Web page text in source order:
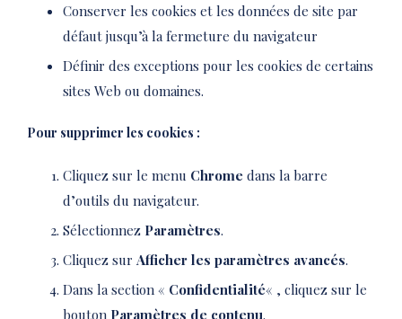
Conserver les cookies et les données de site par
défaut jusqu’à la fermeture du navigateur
Définir des exceptions pour les cookies de certains
sites Web ou domaines.
Pour supprimer les cookies :
Cliquez sur le menu Chrome dans la barre
d’outils du navigateur.
Sélectionnez Paramètres.
Cliquez sur Afficher les paramètres avancés.
Dans la section « Confidentialité« , cliquez sur le
bouton Paramètres de contenu.